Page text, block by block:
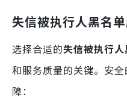
失信被执行人黑名
选择合适的失信被执行
和服务质量的关键。安
障：